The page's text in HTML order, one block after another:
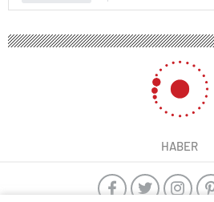
HABER